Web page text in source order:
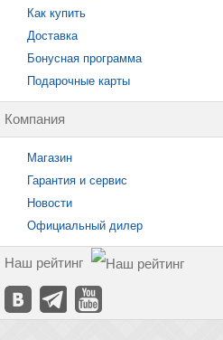
Как купить
Доставка
Бонусная программа
Подарочные карты
Компания
Магазин
Гарантия и сервис
Новости
Официальный дилер
Наш рейтинг